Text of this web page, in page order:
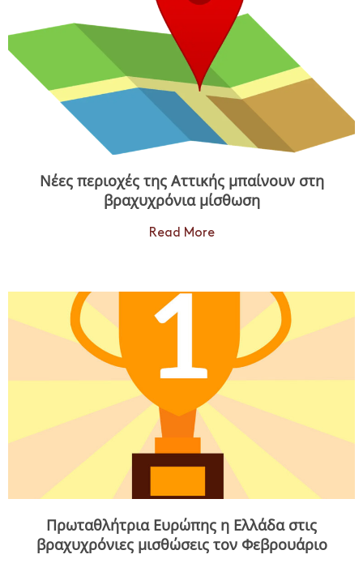
Νέες περιοχές της Αττικής μπαίνουν στη
βραχυχρόνια μίσθωση
Read More
Πρωταθλήτρια Ευρώπης η Ελλάδα στις
βραχυχρόνιες μισθώσεις τον Φεβρουάριο